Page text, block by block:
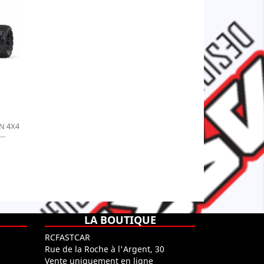
4X4
LA BOUTIQUE
RCFASTCAR
Rue de la Roche à l'Argent, 30
Vente uniquement en ligne